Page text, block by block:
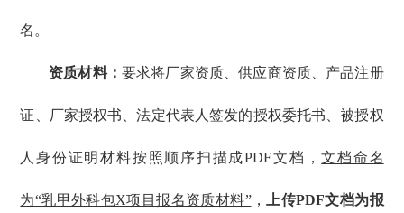
名。
资质材料： 要求将厂家资质、供应商资质、产品注册
证、厂家授权书、法定代表人签发的授权委托书、被授权
人身份证明材料按照顺序扫描成PDF文档，文档命名
为“乳甲外科包X项目报名资质材料”，上传PDF文档为报